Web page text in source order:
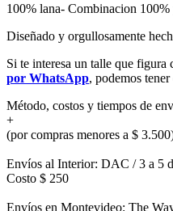
100% lana- Combinacion 100%
Diseñado y orgullosamente
Si te interesa un talle que figura
por WhatsApp, podemos tener
Método, costos y tiempos de
+
(por compras menores a $
Envíos al Interior: DAC / 3 a 5
Costo $ 250
Envíos en Montevideo: The